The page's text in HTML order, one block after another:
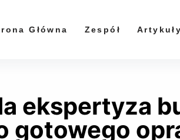
Główna Zespół Artykuły
ekspertyza
gotowego